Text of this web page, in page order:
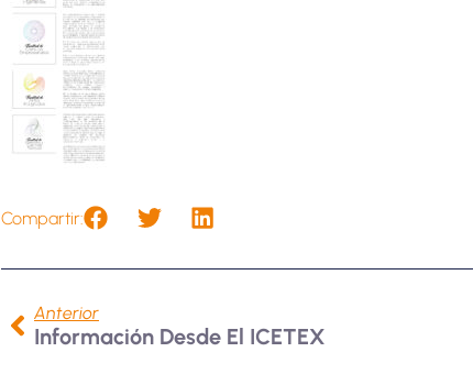
Compartir:
Anterior
Información Desde El ICETEX